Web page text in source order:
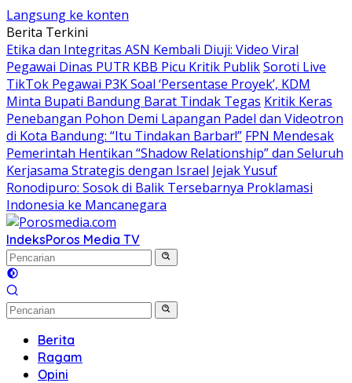
Langsung ke konten
Berita Terkini
Etika dan Integritas ASN Kembali Diuji: Video Viral
Pegawai Dinas PUTR KBB Picu Kritik PublikSoroti Live
TikTok Pegawai P3K Soal ‘Persentase Proyek’, KDM
Minta Bupati Bandung Barat Tindak Tegas Kritik Keras
Penebangan Pohon Demi Lapangan Padel dan Videotron
di Kota Bandung: “Itu Tindakan Barbar!” FPN Mendesak
Pemerintah Hentikan “Shadow Relationship” dan Seluruh
Kerjasama Strategis dengan Israel Jejak Yusuf
Ronodipuro: Sosok di Balik Tersebarnya Proklamasi
Indonesia ke Mancanegara
IndeksPoros Media TV
Berita
Ragam
Opini